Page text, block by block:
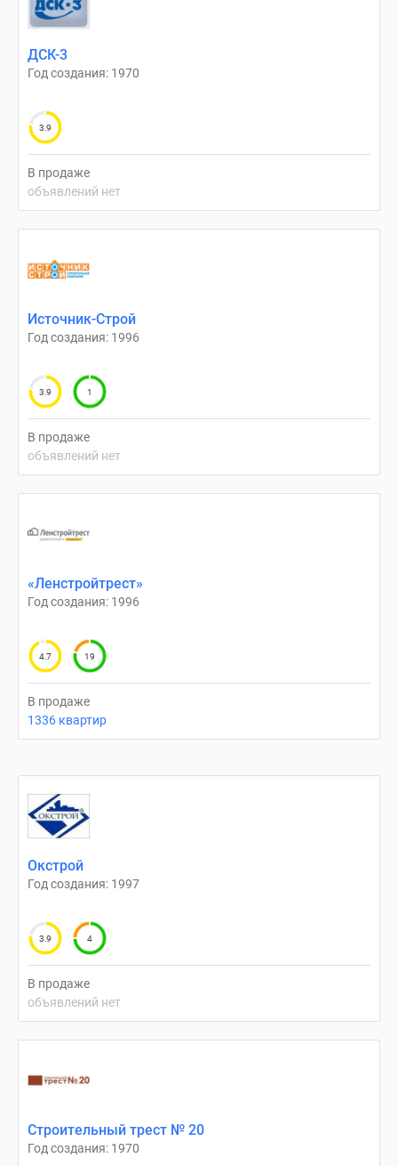
ДСК-3
Год создания: 1970
3.9
В продаже
объявлений нет
Источник-Строй
Год создания: 1996
3.9 1
В продаже
объявлений нет
«Ленстройтрест»
Год создания: 1996
4.7 19
В продаже
1336 квартир
Окстрой
Год создания: 1997
3.9 4
В продаже
объявлений нет
Строительный трест № 20
Год создания: 1970